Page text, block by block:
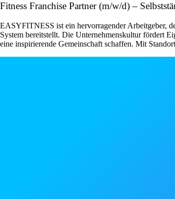
Fitness Franchise Partner (m/w/d) –
EASYFITNESS ist ein hervorragender Arbeitgeber,
System bereitstellt. Die Unternehmenskultur fördert
eine inspirierende Gemeinschaft schaffen. Mit